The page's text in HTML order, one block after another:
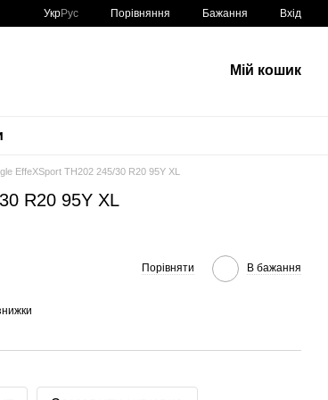
УкрРус Порівняння Бажання Вхід
Мій кошик
EffeXSport TH202 245/30 R20 95Y XL
R20 95Y XL
Порівняти В бажання